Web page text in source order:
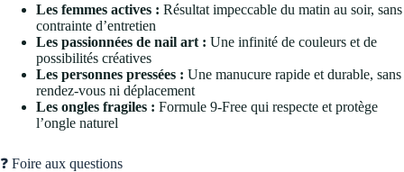
Les femmes actives : Résultat impeccable du matin au soir, sans
contrainte d’entretien
Les passionnées de nail art : Une infinité de couleurs et de
possibilités créatives
Les personnes pressées : Une manucure rapide et durable, sans
rendez-vous ni déplacement
Les ongles fragiles : Formule 9-Free qui respecte et protège
l’ongle naturel
❓ Foire aux questions